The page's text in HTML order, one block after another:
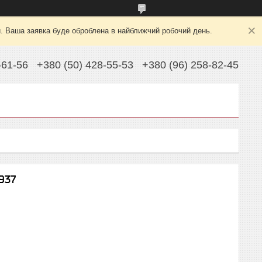
Ваша заявка буде оброблена в найближчий робочий день.
56 +380 (50) 428-55-53 +380 (96) 258-82-45